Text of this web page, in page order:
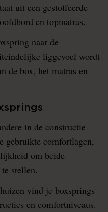
uit een gestoffeerde
en topmatras.
naar de
liggevoel wordt
de box, het matras en
in de constructie
gebruikte comfortlagen,
om beide
stellen.
vind je boxsprings
en comfortniveaus.